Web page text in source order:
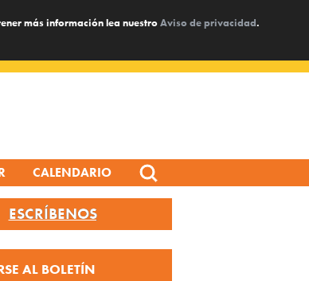
más información lea nuestroAviso de privacidad.
CALENDARIO
Search
for:
ESCRÍBENOS
AL BOLETÍN